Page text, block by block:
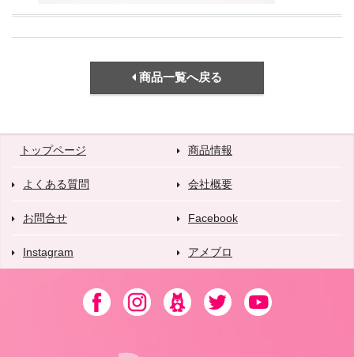
商品一覧へ戻る
トップページ 商品情報
よくある質問 会社概要
お問合せ Facebook
Instagram アメブロ